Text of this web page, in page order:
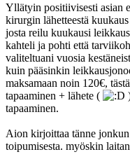
Yllätyin positiivisesti asian
kirurgin lähetteestä
josta reilu kuukausi
kahteli ja pohti että
valiteltuani vuosia
kuin pääsinkin
maksamaan noin 120€,
tapaaminen + lähete (
tapaaminen.
Aion kirjoittaa tänne
toipumisesta. myöskin